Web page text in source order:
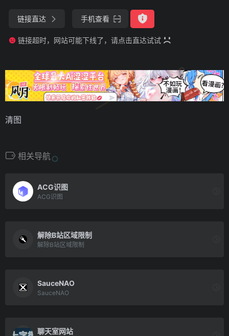
链接直达 手机查看
链接超时，网站可能下线了，请点击直达试试
清图
相关导航
ACG识图
ACG识图
解除B站区域限制
解除B站区域限制
SauceNAO
SauceNAO
聊天室网站